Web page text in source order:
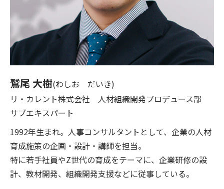
鷲尾 大樹(わしお だいき)
リ・カレント株式会社 人材組織開発プロデュース部
サブエキスパート
1992年生まれ。人事コンサルタントとして、企業の人材
育成施策の企画・設計・講師を担当。
特に若手社員やZ世代の育成をテーマに、企業研修の設
計、教材開発、組織開発支援などに従事している。